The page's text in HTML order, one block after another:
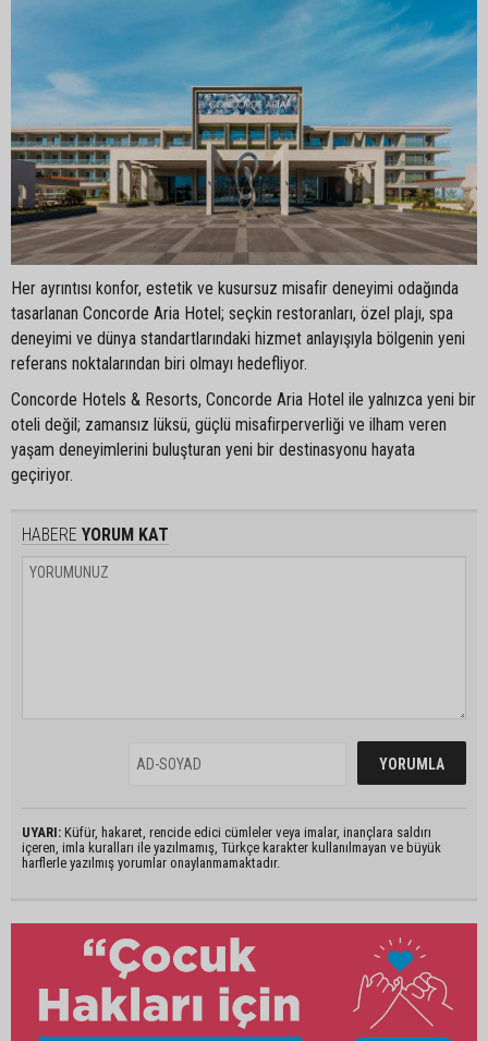
Her ayrıntısı konfor, estetik ve kusursuz misafir deneyimi odağında
tasarlanan Concorde Aria Hotel; seçkin restoranları, özel plajı, spa
deneyimi ve dünya standartlarındaki hizmet anlayışıyla bölgenin yeni
referans noktalarından biri olmayı hedefliyor.
Concorde Hotels & Resorts, Concorde Aria Hotel ile yalnızca yeni bir
oteli değil; zamansız lüksü, güçlü misafirperverliği ve ilham veren
yaşam deneyimlerini buluşturan yeni bir destinasyonu hayata
geçiriyor.
HABERE YORUM KAT
UYARI: Küfür, hakaret, rencide edici cümleler veya imalar, inançlara saldırı
içeren, imla kuralları ile yazılmamış, Türkçe karakter kullanılmayan ve büyük
harflerle yazılmış yorumlar onaylanmamaktadır.